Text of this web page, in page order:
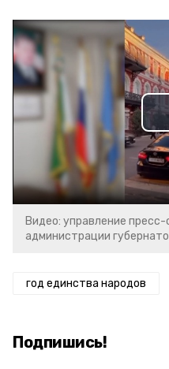
Видео: управление
администрации
год единства народов
Подпишись!